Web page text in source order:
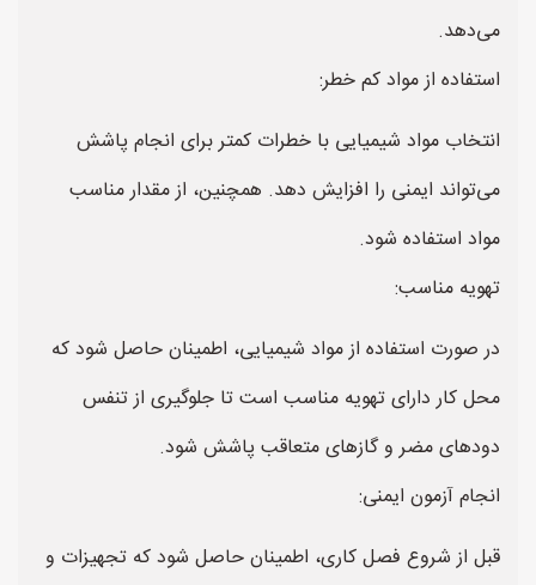
می‌دهد.
استفاده از مواد کم خطر:
انتخاب مواد شیمیایی با خطرات کمتر برای انجام پاشش
می‌تواند ایمنی را افزایش دهد. همچنین، از مقدار مناسب
مواد استفاده شود.
تهویه مناسب:
در صورت استفاده از مواد شیمیایی، اطمینان حاصل شود که
محل کار دارای تهویه مناسب است تا جلوگیری از تنفس
دودهای مضر و گازهای متعاقب پاشش شود.
انجام آزمون ایمنی:
قبل از شروع فصل کاری، اطمینان حاصل شود که تجهیزات و